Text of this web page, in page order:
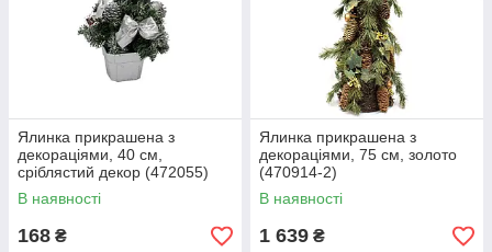
Ялинка прикрашена з
декораціями, 40 см,
сріблястий декор (472055)
В наявності
168 ₴
Ялинка прикрашена з
декораціями, 75 см, золото
(470914-2)
В наявності
1 639 ₴